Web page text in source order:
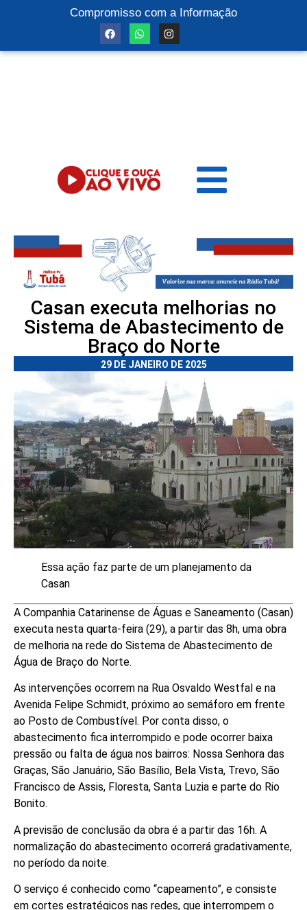
Compromisso com a Informação
Casan executa melhorias no
Sistema de Abastecimento de
Braço do Norte
29 DE JANEIRO DE 2025
Essa ação faz parte de um planejamento da
Casan
A Companhia Catarinense de Águas e Saneamento (Casan)
executa nesta quarta-feira (29), a partir das 8h, uma obra
de melhoria na rede do Sistema de Abastecimento de
Água de Braço do Norte.
As intervenções ocorrem na Rua Osvaldo Westfal e na
Avenida Felipe Schmidt, próximo ao semáforo em frente
ao Posto de Combustível. Por conta disso, o
abastecimento fica interrompido e pode ocorrer baixa
pressão ou falta de água nos bairros: Nossa Senhora das
Graças, São Januário, São Basílio, Bela Vista, Trevo, São
Francisco de Assis, Floresta, Santa Luzia e parte do Rio
Bonito.
A previsão de conclusão da obra é a partir das 16h. A
normalização do abastecimento ocorrerá gradativamente,
no período da noite.
O serviço é conhecido como “capeamento”, e consiste
em cortes estratégicos nas redes, que interrompem o